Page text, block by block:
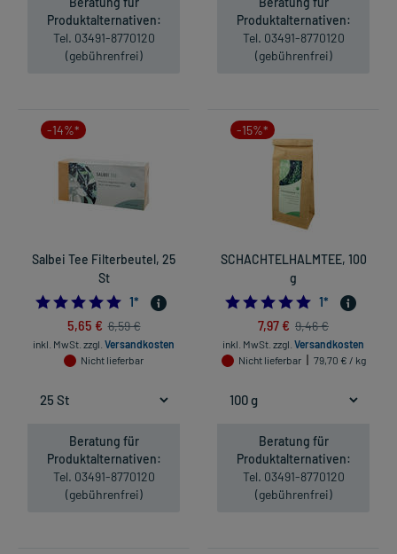
Produktalternativen:
Tel. 03491-8770120
(gebührenfrei)
Produktalternativen:
Tel. 03491-8770120
(gebührenfrei)
-14%*
Salbei Tee Filterbeutel, 25
St
5.0
1*
5,65 € 6,59 €
inkl. MwSt. zzgl. Versandkosten
Nicht lieferbar
Beratung für
Produktalternativen:
Tel. 03491-8770120
(gebührenfrei)
-15%*
SCHACHTELHALMTEE, 100
g
5.0
1*
7,97 € 9,46 €
inkl. MwSt. zzgl. Versandkosten
Nicht lieferbar
79,70 € / kg
Beratung für
Produktalternativen:
Tel. 03491-8770120
(gebührenfrei)